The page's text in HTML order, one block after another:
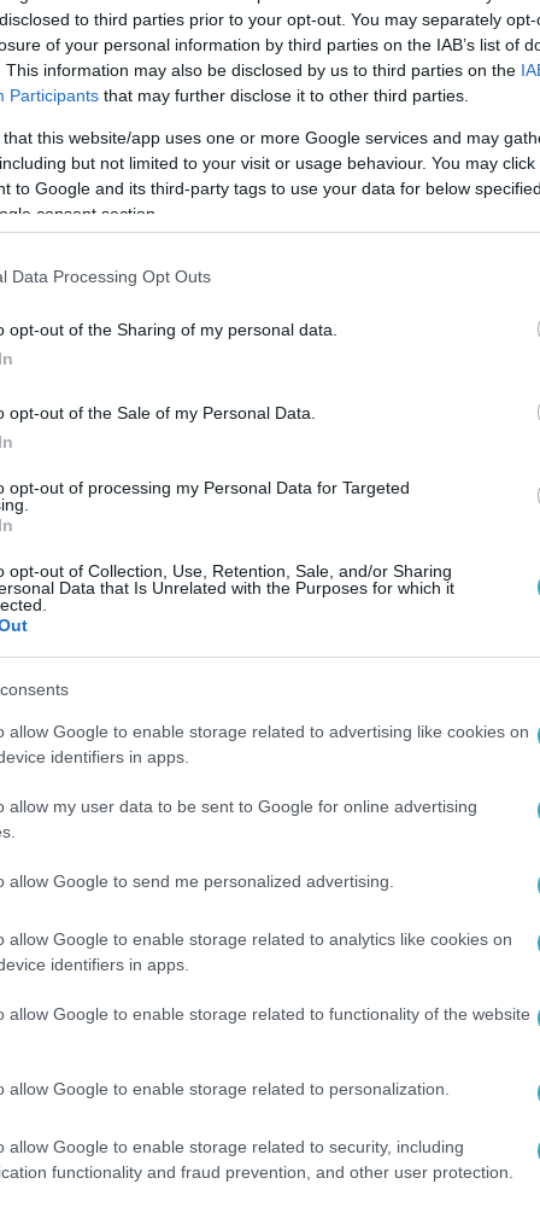
to third parties prior to your opt-out. You may separately
of your personal information by third parties on the IAB’s list of
This information may also be disclosed by us to third parties on the
Participants that may further disclose it to other third parties.
that this website/app uses one or more Google services and may
but not limited to your visit or usage behaviour. You may
to Google and its third-party tags to use your data for below
consent section.
Data Processing Opt Outs
opt-out of the Sharing of my personal data.
opt-out of the Sale of my Personal Data.
opt-out of processing my Personal Data for Targeted
opt-out of Collection, Use, Retention, Sale, and/or Sharing
Data that Is Unrelated with the Purposes for which it
allow Google to enable storage related to advertising like cookies on
identifiers in apps.
allow my user data to be sent to Google for online advertising
allow Google to send me personalized advertising.
allow Google to enable storage related to analytics like cookies on
identifiers in apps.
allow Google to enable storage related to functionality of the website
allow Google to enable storage related to personalization.
allow Google to enable storage related to security, including
functionality and fraud prevention, and other user protection.
έξυπνων κινητών στην Κίνα με 14.2
την αγορά smartphone, η οποία αναφέρει ότι η
αποστολών το 4ο τρίμηνο του 2021 ενώ
αύξηση 253,4% στην κινεζική αγορά και
Android smartphone κατασκευαστής στην
Οι ετήσιες αποστολές smartphone της
αύξηση σε σύγκριση με το 2020,
smartphone.
ήταν μια σημαντική χρονιά ανάπτυξης για
καινοτομίες στην Έρευνα και Ανάπτυξη.
ήταν η κυκλοφορία της σειράς premium
το HONOR Magic V – το πρώτο
Intelligent Manufacturing Industrial Park, το
Το πάρκο χειρίζεται την
premium συσκευών. Το πάρκο
παρέχει προϊόντα υψηλής ποιότητας και
καταναλωτές.
η HONOR στις 28 Φεβρουαρίου μέσα από το
νέα προϊόντα και τεχνολογίες.